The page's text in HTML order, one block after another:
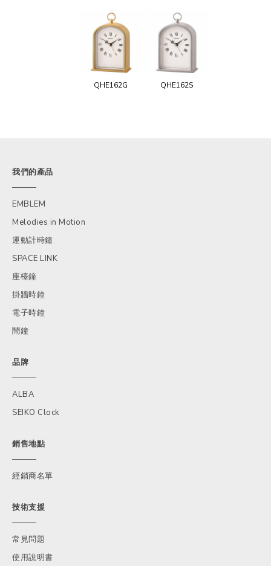
QHE162G QHE162S
我們的產品
EMBLEM
Melodies in Motion
運動計時鐘
SPACE LINK
座檯鐘
掛牆時鐘
電子時鐘
鬧鐘
品牌
ALBA
SEIKO Clock
銷售地點
經銷商名單
技術支援
常見問題
使用說明書